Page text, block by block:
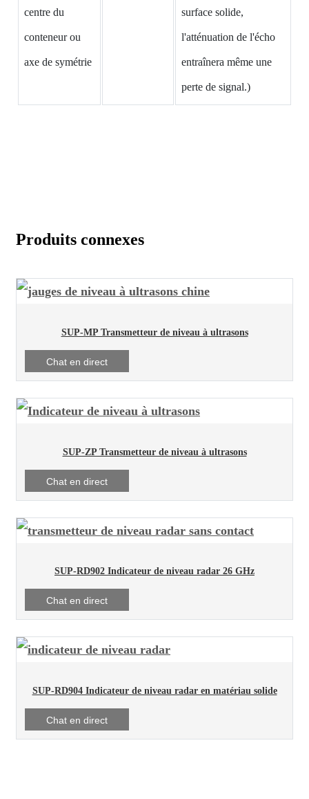
centre du
conteneur ou
axe de symétrie
surface solide,
l'atténuation de l'écho
entraînera même une
perte de signal.)
Produits connexes
SUP-MP Transmetteur de niveau à ultrasons
Chat en direct
SUP-ZP Transmetteur de niveau à ultrasons
Chat en direct
SUP-RD902 Indicateur de niveau radar 26 GHz
Chat en direct
SUP-RD904 Indicateur de niveau radar en matériau solide
Chat en direct